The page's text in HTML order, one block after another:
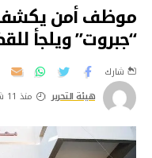
موظف أمن يكشف
“جبروت” ويلجأ
هيئة التحرير منذ 11 شهر
شارك